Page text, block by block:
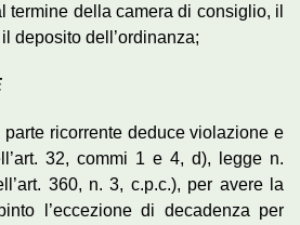
termine della camera di consiglio, il
deposito dell’ordinanza;
ricorrente deduce violazione e
32, commi 1 e 4, d), legge n.
360, n. 3, c.p.c.), per avere la
l’eccezione di decadenza per